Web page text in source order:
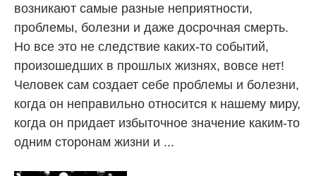
возникают самые разные неприятности,
проблемы, болезни и даже досрочная смерть.
Но все это не следствие каких-то событий,
произошедших в прошлых жизнях, вовсе нет!
Человек сам создает себе проблемы и болезни,
когда он неправильно относится к нашему миру,
когда он придает избыточное значение каким-то
одним сторонам жизни и ...